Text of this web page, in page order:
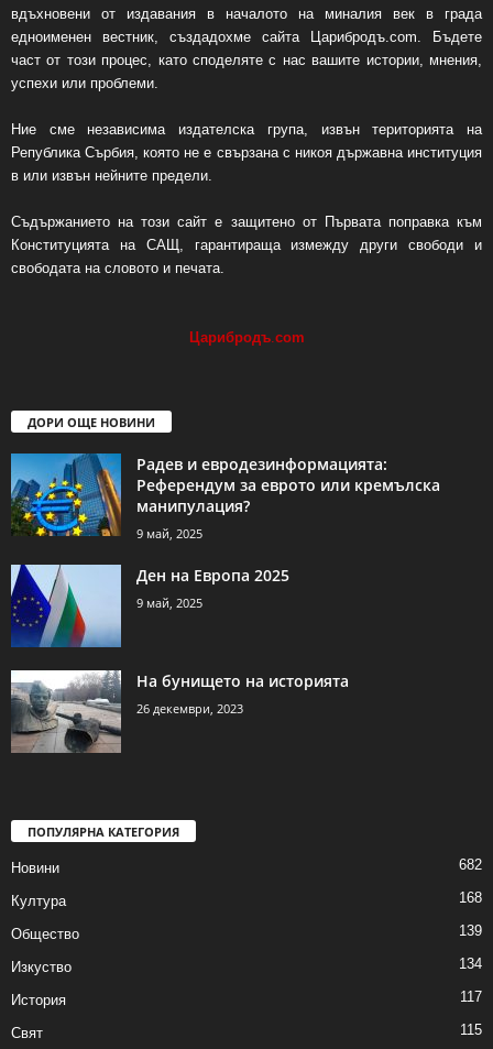
вдъхновени от издавания в началото на миналия век в града
едноименен вестник, създадохме сайта Царибродъ.com. Бъдете
част от този процес, като споделяте с нас вашите истории, мнения,
успехи или проблеми.
Ние сме независима издателска група, извън територията на
Република Сърбия, която не е свързана с никоя държавна институция
в или извън нейните предели.
Съдържанието на този сайт е защитено от Първата поправка към
Конституцията на САЩ, гарантираща измежду други свободи и
свободата на словото и печата.
Царибродъ. com
ДОРИ ОЩЕ НОВИНИ
Радев и евродезинформацията:
Референдум за еврото или кремълска
манипулация?
9 май, 2025
Ден на Европа 2025
9 май, 2025
На бунището на историята
26 декември, 2023
ПОПУЛЯРНА КАТЕГОРИЯ
Новини 682
Култура 168
Общество 139
Изкуство 134
История 117
Свят 115